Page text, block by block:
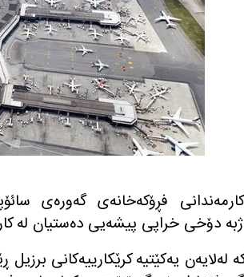
دۆخی خراپی پیشه‌یی ده‌ستیان له‌
له‌لایه‌ن یه‌كێتیه‌ كرێكارییه‌كانی